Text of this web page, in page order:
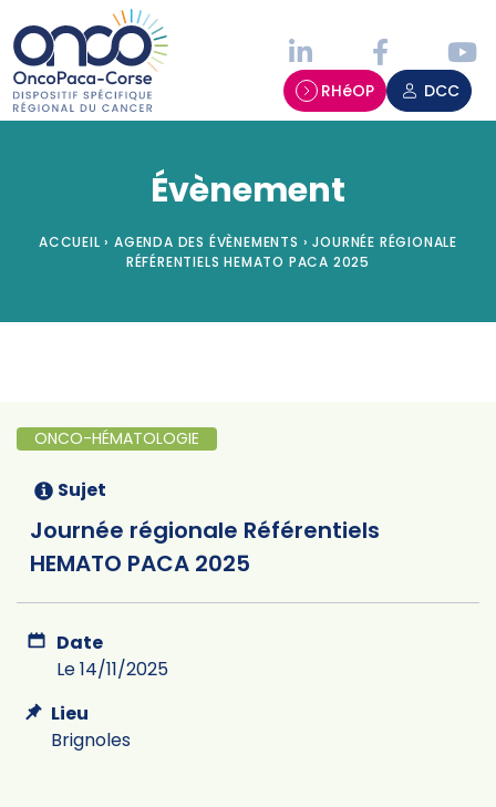
RHéOP DCC
Évènement
ACCUEIL › AGENDA DES ÉVÈNEMENTS › JOURNÉE RÉGIONALE
RÉFÉRENTIELS HEMATO PACA 2025
ONCO-HÉMATOLOGIE
Sujet
Journée régionale Référentiels
HEMATO PACA 2025
Date
Le 14/11/2025
Lieu
Brignoles
Panneau de gestion des cookies